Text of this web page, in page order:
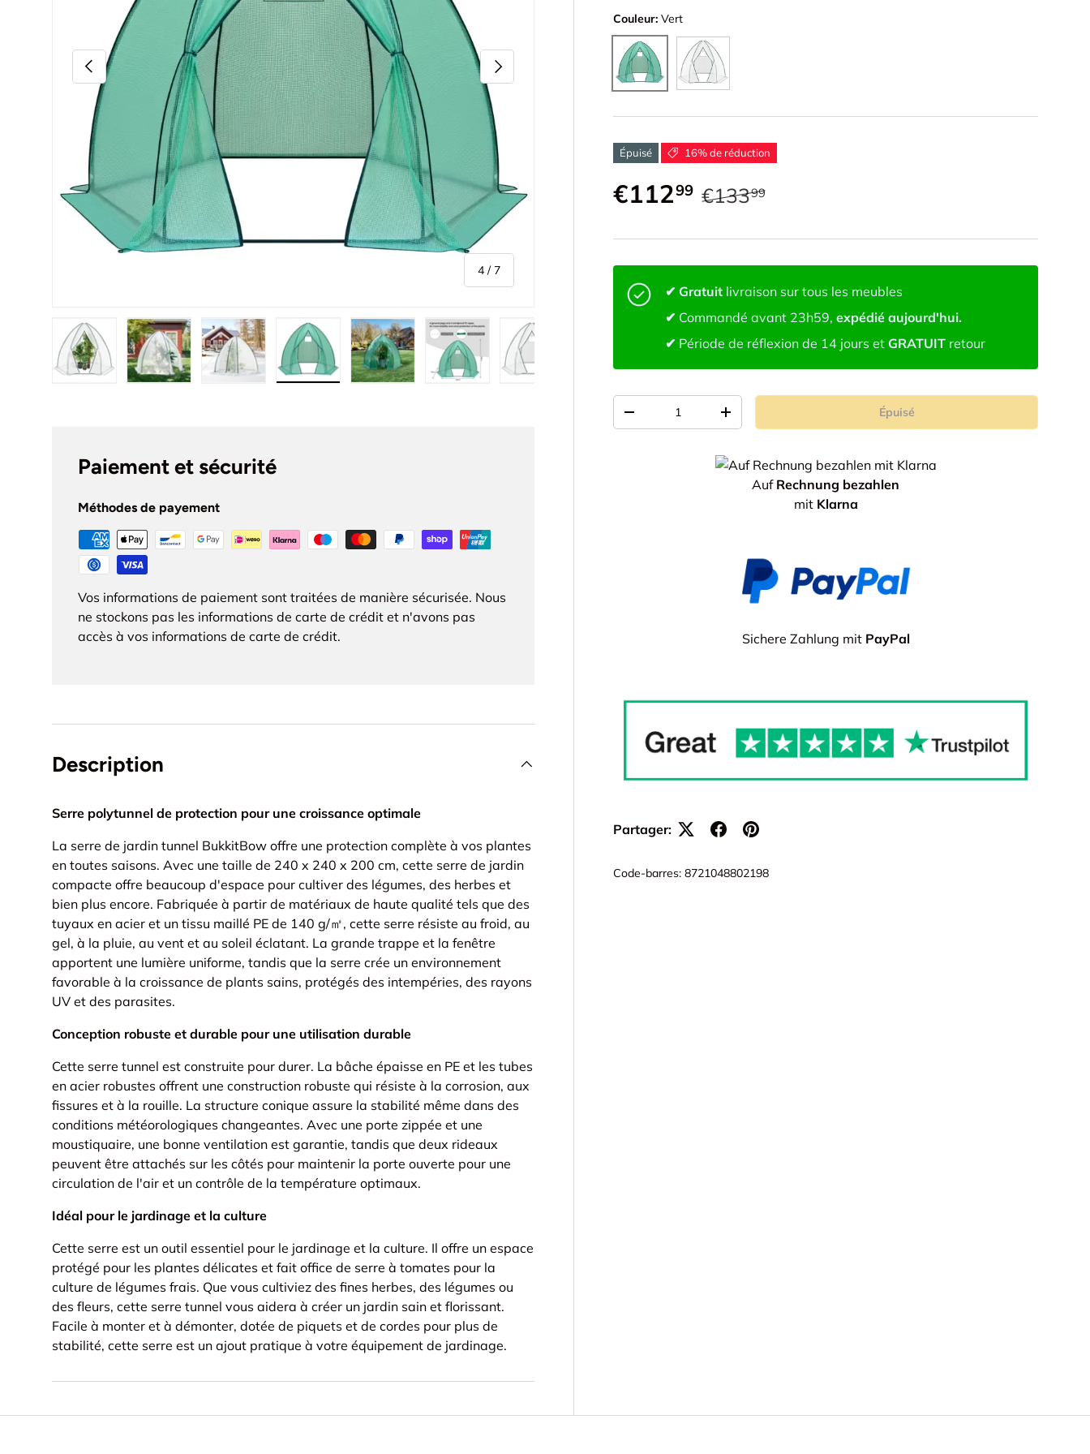
Précédent
4 / de
7
Suivant
Couleur:Vert
Vert Blanc
Épuisé 16% de réduction
€11299 €13399
✔ Gratuit livraison sur tous les meubles
✔ Commandé avant 23h59,expédié aujourd'hui.
✔ Période de réflexion de 14 jours etGRATUIT retour
-
+ Épuisé
AufRechnung bezahlen
mit Klarna
Sichere Zahlung mit PayPal
Partager:
Code-barres: 8721048802198
Paiement et sécurité
Méthodes de payement
Vos informations de paiement sont traitées de manière sécurisée. Nous
ne stockons pas les informations de carte de crédit et n'avons pas
accès à vos informations de carte de crédit.
Description
Serre polytunnel de protection pour une croissance optimale
La serre de jardin tunnel BukkitBow offre une protection complète à vos plantes
en toutes saisons. Avec une taille de 240 x 240 x 200 cm, cette serre de jardin
compacte offre beaucoup d'espace pour cultiver des légumes, des herbes et
bien plus encore. Fabriquée à partir de matériaux de haute qualité tels que des
tuyaux en acier et un tissu maillé PE de 140 g/㎡, cette serre résiste au froid, au
gel, à la pluie, au vent et au soleil éclatant. La grande trappe et la fenêtre
apportent une lumière uniforme, tandis que la serre crée un environnement
favorable à la croissance de plants sains, protégés des intempéries, des rayons
UV et des parasites.
Conception robuste et durable pour une utilisation durable
Cette serre tunnel est construite pour durer. La bâche épaisse en PE et les tubes
en acier robustes offrent une construction robuste qui résiste à la corrosion, aux
fissures et à la rouille. La structure conique assure la stabilité même dans des
conditions météorologiques changeantes. Avec une porte zippée et une
moustiquaire, une bonne ventilation est garantie, tandis que deux rideaux
peuvent être attachés sur les côtés pour maintenir la porte ouverte pour une
circulation de l'air et un contrôle de la température optimaux.
Idéal pour le jardinage et la culture
Cette serre est un outil essentiel pour le jardinage et la culture. Il offre un espace
protégé pour les plantes délicates et fait office de serre à tomates pour la
culture de légumes frais. Que vous cultiviez des fines herbes, des légumes ou
des fleurs, cette serre tunnel vous aidera à créer un jardin sain et florissant.
Facile à monter et à démonter, dotée de piquets et de cordes pour plus de
stabilité, cette serre est un ajout pratique à votre équipement de jardinage.